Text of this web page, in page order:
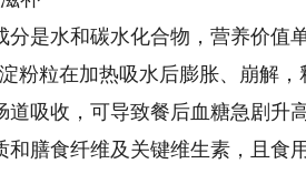
是水和碳水化合物，营养价值
粉粒在加热吸水后膨胀、崩解
吸收，可导致餐后血糖急剧升
膳食纤维及关键维生素，且食